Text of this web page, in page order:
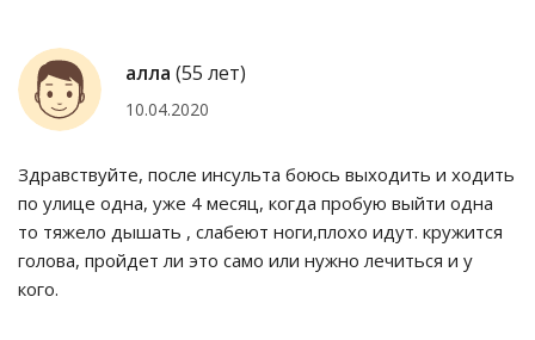
алла (55 лет)
10.04.2020
Здравствуйте, после инсульта боюсь выходить и ходить
по улице одна, уже 4 месяц, когда пробую выйти одна
то тяжело дышать , слабеют ноги,плохо идут. кружится
голова, пройдет ли это само или нужно лечиться и у
кого.